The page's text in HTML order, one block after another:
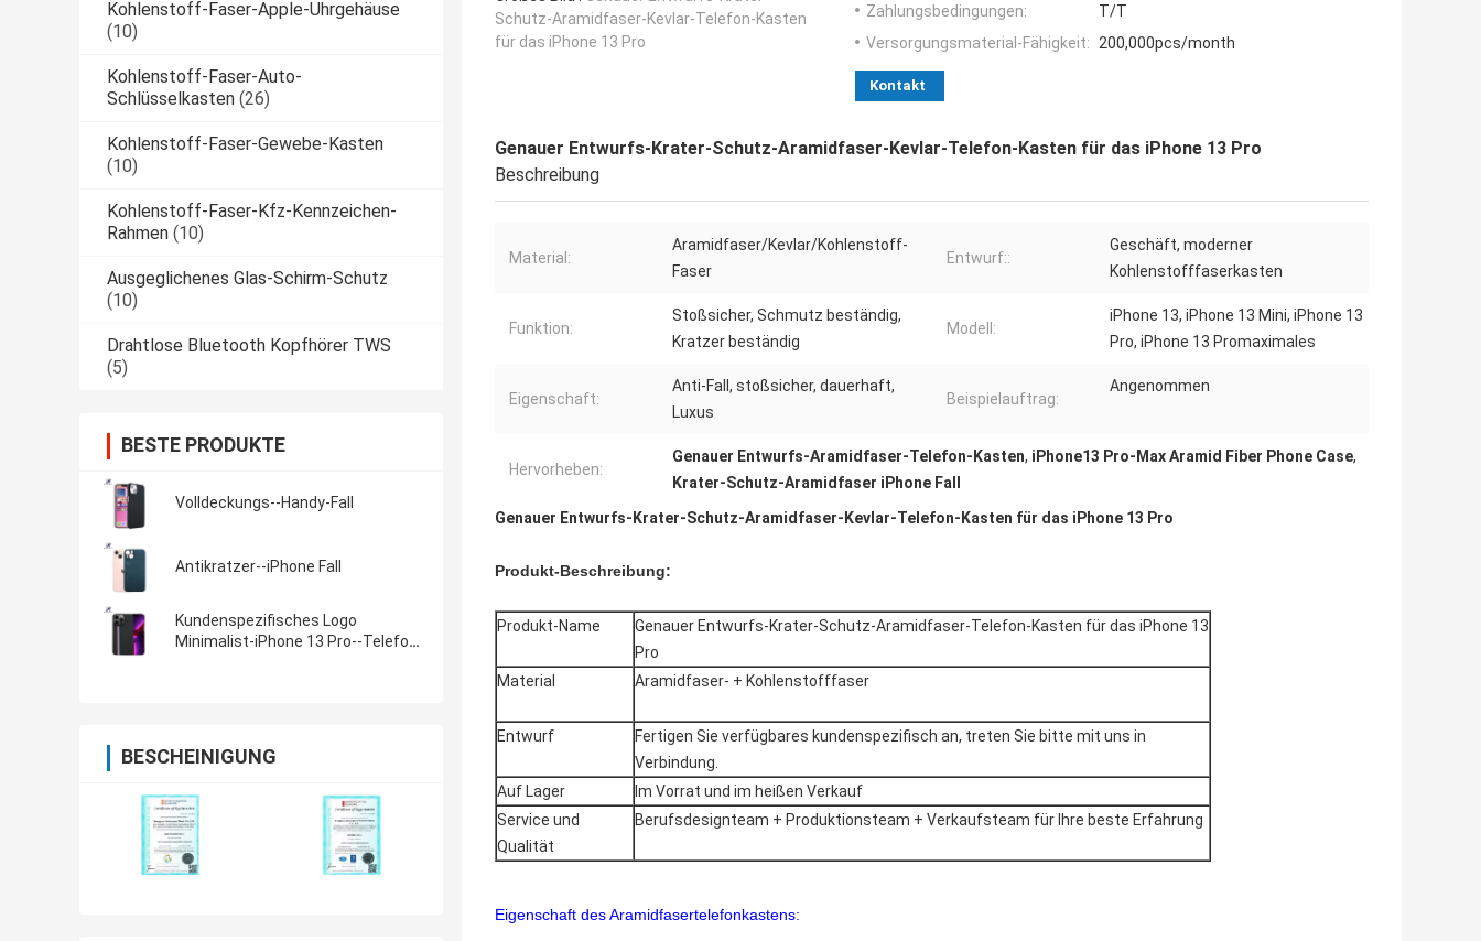
Kohlenstoff-Faser-Apple-Uhrgehäuse
(10)
Kohlenstoff-Faser-Auto-
Schlüsselkasten (26)
Kohlenstoff-Faser-Gewebe-Kasten
(10)
Kohlenstoff-Faser-Kfz-Kennzeichen-
Rahmen (10)
Ausgeglichenes Glas-Schirm-Schutz
(10)
Drahtlose Bluetooth Kopfhörer TWS
(5)
BESTE PRODUKTE
Volldeckungs--Handy-Fall
Antikratzer--iPhone Fall
Kundenspezifisches Logo
Minimalist-iPhone 13 Pro--Telefon-
BESCHEINIGUNG
Schutz-Aramidfaser-Kevlar-Telefon-Kasten
für das iPhone 13 Pro
Zahlungsbedingungen:
T/T
Versorgungsmaterial-Fähigkeit: 200,000pcs/month
Kontakt
Genauer Entwurfs-Krater-Schutz-Aramidfaser-Kevlar-Telefon-Kasten für das iPhone 13 Pro
Beschreibung
Material:
Aramidfaser/Kevlar/Kohlenstoff-
Faser
Entwurf::
Geschäft, moderner
Kohlenstofffaserkasten
Funktion:
Stoßsicher, Schmutz beständig,
Kratzer beständig
Modell:
iPhone 13, iPhone 13 Mini, iPhone 13
Pro, iPhone 13 Promaximales
Eigenschaft:
Anti-Fall, stoßsicher, dauerhaft,
Luxus
Beispielauftrag:
Angenommen
Hervorheben:
Genauer Entwurfs-Aramidfaser-Telefon-Kasten, iPhone13 Pro-Max Aramid Fiber Phone Case,
Krater-Schutz-Aramidfaser iPhone Fall
Genauer Entwurfs-Krater-Schutz-Aramidfaser-Kevlar-Telefon-Kasten für das iPhone 13 Pro
Produkt-Beschreibung:
Produkt-Name
Genauer Entwurfs-Krater-Schutz-Aramidfaser-Telefon-Kasten für das iPhone 13
Pro
Material
Aramidfaser- + Kohlenstofffaser
Entwurf
Fertigen Sie verfügbares kundenspezifisch an, treten Sie bitte mit uns in
Verbindung.
Auf Lager
Im Vorrat und im heißen Verkauf
Service und
Qualität
Berufsdesignteam + Produktionsteam + Verkaufsteam für Ihre beste Erfahrung
Eigenschaft des Aramidfasertelefonkastens: